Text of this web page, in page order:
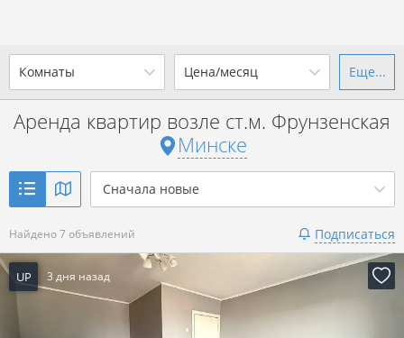
Комнаты
1-комн. 2-комн. 3-комн. 4+
Цена/месяц
от до
р. за всё
Показать 7 объявлений
Еще...
Аренда квартир возле ст.м. Фрунзенская
Минске
Сначала новые
Найдено 7 объявлений Подписаться
UP 3 дня назад
Ваш город -г. Минск?
Выбрать город